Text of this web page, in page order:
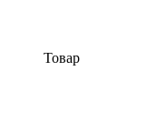
Товар